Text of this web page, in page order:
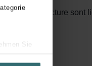
Sie
de la structure sont